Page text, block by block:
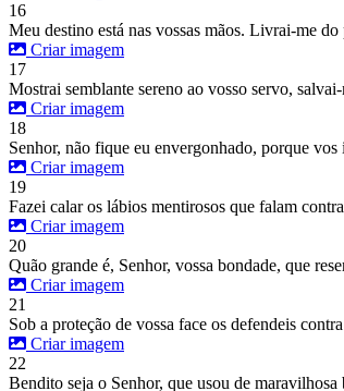
16
Meu destino está nas vossas mãos. Livrai-me
Criar imagem
17
Mostrai semblante sereno ao vosso servo,
Criar imagem
18
Senhor, não fique eu envergonhado, porque
Criar imagem
19
Fazei calar os lábios mentirosos que falam
Criar imagem
20
Quão grande é, Senhor, vossa bondade, que
Criar imagem
21
Sob a proteção de vossa face os defendeis
Criar imagem
22
Bendito seja o Senhor, que usou de